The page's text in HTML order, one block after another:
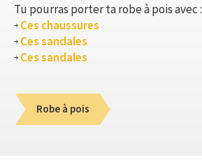
Tu pourras porter ta robe à pois avec :
Ces chaussures
Ces sandales
Ces sandales
Robe à pois